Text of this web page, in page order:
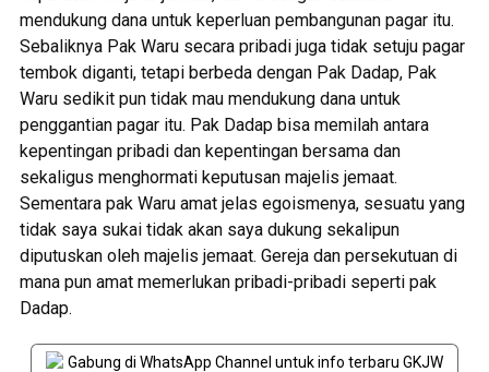
mendukung dana untuk keperluan pembangunan pagar itu.
Sebaliknya Pak Waru secara pribadi juga tidak setuju pagar
tembok diganti, tetapi berbeda dengan Pak Dadap, Pak
Waru sedikit pun tidak mau mendukung dana untuk
penggantian pagar itu. Pak Dadap bisa memilah antara
kepentingan pribadi dan kepentingan bersama dan
sekaligus menghormati keputusan majelis jemaat.
Sementara pak Waru amat jelas egoismenya, sesuatu yang
tidak saya sukai tidak akan saya dukung sekalipun
diputuskan oleh majelis jemaat. Gereja dan persekutuan di
mana pun amat memerlukan pribadi-pribadi seperti pak
Dadap.
Gabung di WhatsApp Channel untuk info terbaru GKJW